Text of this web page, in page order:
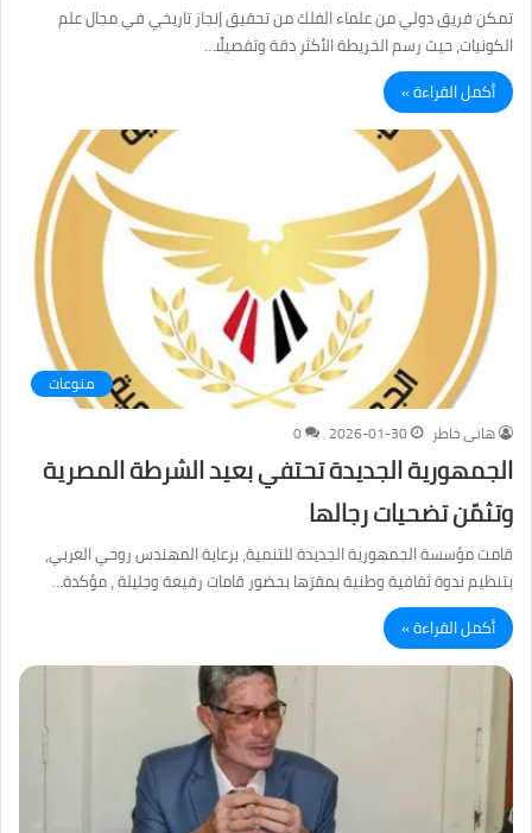
تمكن فريق دولي من علماء الفلك من تحقيق إنجاز تاريخي في مجال علم
الكونيات، حيث رسم الخريطة الأكثر دقة وتفصيلًا…
أكمل القراءة »
منوعات
هانى خاطر
2026-01-30
0
الجمهورية الجديدة تحتفي بعيد الشرطة المصرية
وتثمّن تضحيات رجالها
قامت مؤسسة الجمهورية الجديدة للتنمية، برعاية المهندس روحي العربي،
بتنظيم ندوة ثقافية وطنية بمقرّها بحضور قامات رفيعة وجليلة ، مؤكدة…
أكمل القراءة »